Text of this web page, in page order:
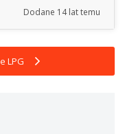
Dodane 14 lat temu
LPG